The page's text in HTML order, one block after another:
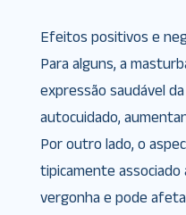
Efeitos positivos e
Para alguns, a
expressão saudável
autocuidado,
Por outro lado, o
tipicamente
vergonha e pode